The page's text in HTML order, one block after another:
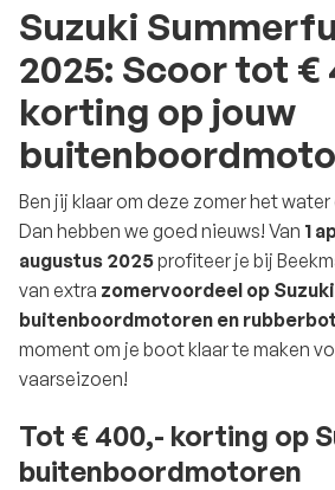
Suzuki
2025: Scoor tot €
korting op jouw
Ben jij klaar om deze zomer het water
Dan hebben we goed nieuws! Van 1
augustus 2025profiteer je bij
van extra zomervoordeel op Suzuki
buitenboordmotoren en
moment om je boot klaar te maken
vaarseizoen!
Tot € 400,- korting op
buitenboordmotoren